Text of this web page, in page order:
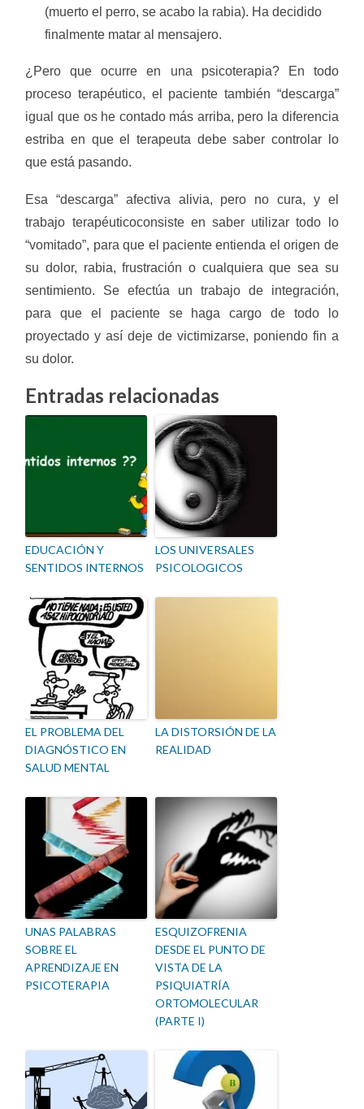
(muerto el perro, se acabo la rabia). Ha decidido
finalmente matar al mensajero.
¿Pero que ocurre en una psicoterapia? En todo
proceso terapéutico, el paciente también “descarga”
igual que os he contado más arriba, pero la diferencia
estriba en que el terapeuta debe saber controlar lo
que está pasando.
Esa “descarga” afectiva alivia, pero no cura, y el
trabajo terapéuticoconsiste en saber utilizar todo lo
“vomitado”, para que el paciente entienda el origen de
su dolor, rabia, frustración o cualquiera que sea su
sentimiento. Se efectúa un trabajo de integración,
para que el paciente se haga cargo de todo lo
proyectado y así deje de victimizarse, poniendo fin a
su dolor.
Entradas relacionadas
EDUCACIÓN Y
SENTIDOS INTERNOS
LOS UNIVERSALES
PSICOLOGICOS
EL PROBLEMA DEL
DIAGNÓSTICO EN
SALUD MENTAL
LA DISTORSIÓN DE LA
REALIDAD
UNAS PALABRAS
SOBRE EL
APRENDIZAJE EN
PSICOTERAPIA
ESQUIZOFRENIA
DESDE EL PUNTO DE
VISTA DE LA
PSIQUIATRÍA
ORTOMOLECULAR
(PARTE I)